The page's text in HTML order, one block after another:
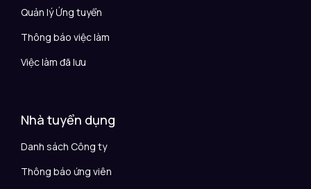
Quản lý Ứng tuyển
Thông báo việc làm
Việc làm đã lưu
Nhà tuyển dụng
Danh sách Công ty
Thông báo ứng viên